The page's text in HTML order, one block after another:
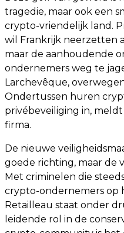
tragedie, maar ook een
crypto-vriendelijk land.
wil Frankrijk neerzetten
maar de aanhoudende
ondernemers weg te
Larchevêque,
Ondertussen huren
privébeveiliging in,
firma.
De nieuwe
goede richting, maar de
Met criminelen die
crypto-ondernemers op
Retailleau staat onder
leidende rol in de